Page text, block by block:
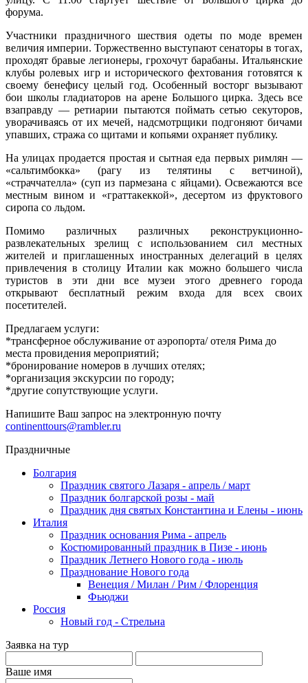
форума.
Участники праздничного шествия одеты по моде времен
величия империи. Торжественно выступают сенаторы в тогах,
проходят бравые легионеры, грохочут барабаны. Итальянские
клубы ролевых игр и исторического фехтования готовятся к
своему бенефису целый год. Особенный восторг вызывают
бои школы гладиаторов на арене Большого цирка. Здесь все
взаправду — ретиарии пытаются поймать сетью секуторов,
уворачиваясь от их мечей, надсмотрщики подгоняют бичами
упавших, стража со щитами и копьями охраняет публику.
На улицах продается простая и сытная еда первых римлян —
«сальтимбокка» (рагу из телятины с ветчиной),
«страччателла» (суп из пармезана с яйцами). Освежаются все
местным вином и «граттакеккой», десертом из фруктового
сиропа со льдом.
Помимо различных различных реконструкционно-
развлекательных зрелищ с использованием сил местных
жителей и приглашенных иностранных делегаций в целях
привлечения в столицу Италии как можно большего числа
туристов в эти дни все музеи этого древнего города
открывают бесплатный режим входа для всех своих
посетителей.
Предлагаем услуги:
*трансферное обслуживание от аэропорта/ отеля Рима до
места провидения мероприятий;
*бронирование номеров в лучших отелях;
*организация экскурсии по городу;
*другие сопутствующие услуги.
Напишите Ваш запрос на электронную почту
continenttours@rambler.ru
Праздничные
Болгария
Праздник святого Лазаря - апрель / март
Праздник болгарской розы - май
Праздник дня святых Константина и Елены - июнь
Италия
Праздник основания Рима - апрель
Костюмированный праздник в Пизе - июнь
Праздник Летнего Нового года - июль
Празднование Нового года
Венеция / Милан / Рим / Флоренция
Фьюджи
Россия
Новый год - Стрельна
Заявка на тур
Ваше имя